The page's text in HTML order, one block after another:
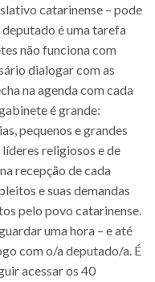
catarinense – pode
é uma tarefa
não funciona com
dialogar com as
na agenda com cada
é grande:
pequenos e grandes
religiosos e de
recepção de cada
e suas demandas
pelo povo catarinense.
uma hora – e até
com o/a deputado/a. É
acessar os 40